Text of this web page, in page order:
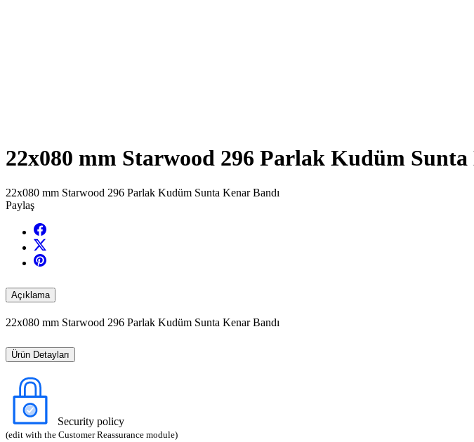
22x080 mm Starwood 296 Parlak Kudüm Sunta
22x080 mm Starwood 296 Parlak Kudüm Sunta Kenar Bandı
Paylaş
Açıklama
22x080 mm Starwood 296 Parlak Kudüm Sunta Kenar Bandı
Ürün Detayları
Security policy
(edit with the Customer Reassurance module)